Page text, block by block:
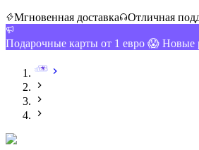
Мгновенная доставка
Отличная
Подарочные карты от 1 евро 😱 Новые